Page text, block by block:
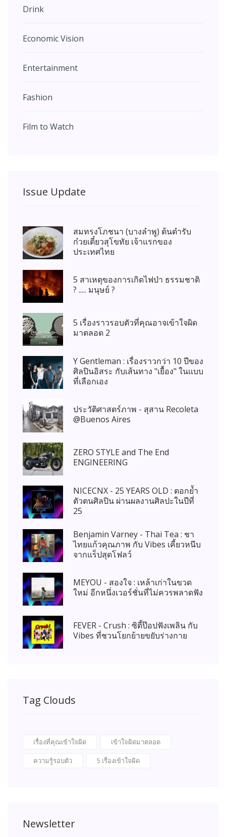
Drink
Economic Vision
Entertainment
Fashion
Film to Watch
Issue Update
สมทรงโภชนา (บางลำพู) ต้นตำรับ
ก๋วยเตี๋ยวสุโขทัย เจ้าแรกของ
ประเทศไทย
5 สาเหตุของการเกิดไฟป่า ธรรมชาติ
? ..... มนุษย์ ?
5 เรื่องราวรอบตัวที่คุณอาจเข้าใจผิด
มาตลอด 2
Y Gentleman : เรื่องราวกว่า 10 ปีของ
ศิลปินอิสระ กับเส้นทาง "เยื้อง" ในแบบ
ที่เลือกเอง
ประวัติศาสตร์ภาพ - สุสาน Recoleta
@Buenos Aires
ZERO STYLE and The End
ENGINEERING
NICECNX - 25 YEARS OLD : ตอกย้ำ
ตัวตนศิลปิน ผ่านผลงานศิลปะในปีที่
25
Benjamin Varney - Thai Tea : ชา
ไทยแก้วคุณภาพ กับ Vibes เคี้ยวหนึบ
จากแร็ปสุดโฟลว์
MEYOU - สองใจ : เหล้าเก่าในขวด
ใหม่ อีกหนึ่งเวอร์ชั่นที่ไม่ควรพลาดฟัง
FEVER - Crush : ซิตี้ป๊อปฟังเพลิน กับ
Vibes ที่ชวนโยกย้ายขยับร่างกาย
Tag Clouds
เรื่องที่คุณเข้าใจผิด เข้าใจผิดมาตลอด
ความรู้รอบตัว 5 เรื่องเข้าใจผิด
Newsletter